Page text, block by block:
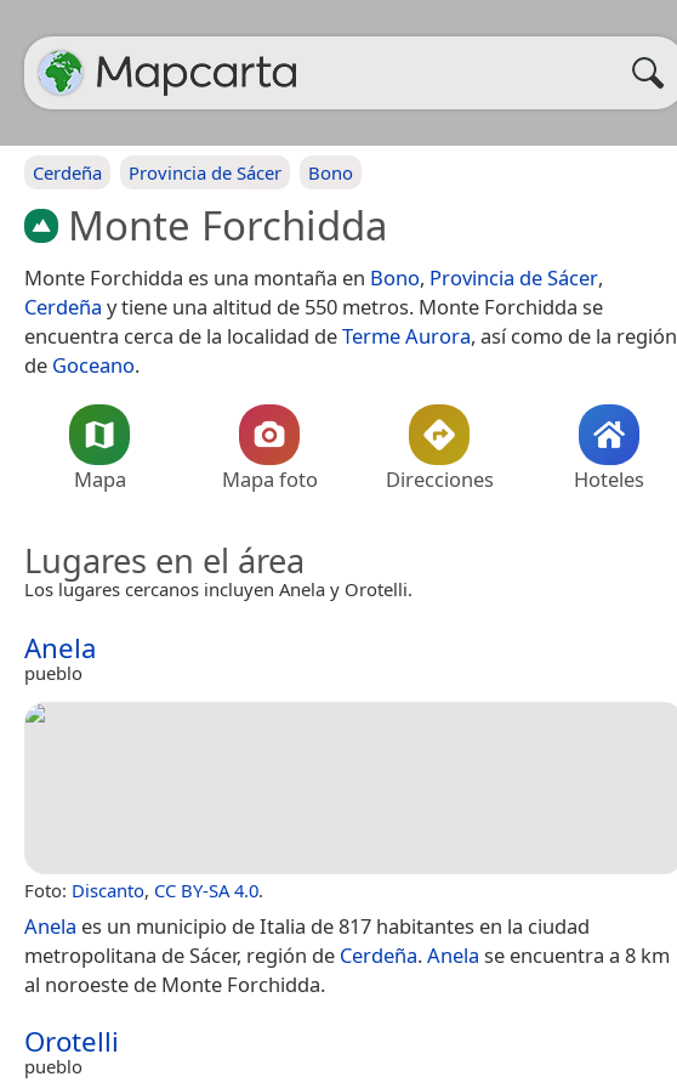
Cerdeña Provincia de Sácer Bono
Monte Forchidda
Monte Forchidda es una montaña en Bono, Provincia de Sácer,
Cerdeña y tiene una altitud de 550 metros. Monte Forchidda se
encuentra cerca de la localidad deTerme Aurora, así como de la región
de Goceano.
Mapa Mapa foto Direcciones Hoteles
Lugares en el área
Los lugares cercanos incluyen Anela y Orotelli.
Anela
pueblo
Foto: Discanto, CC BY-SA 4.0.
Anela es un municipio de Italia de 817 habitantes en la ciudad
metropolitana de Sácer, región de Cerdeña.Anela se encuentra a 8 km
al noroeste de Monte Forchidda.
Orotelli
pueblo